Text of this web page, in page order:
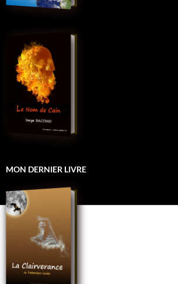
MON DERNIER LIVRE